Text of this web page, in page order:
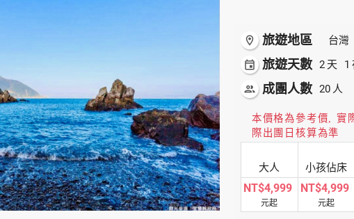
room 旅遊地區 台灣
event
旅遊天數 2 天 1
people 成團人數 20 人
本價格為參考價, 實
際出團日核算為準
大人 小孩佔床
NT$4,999
元起
NT$4,999
元起